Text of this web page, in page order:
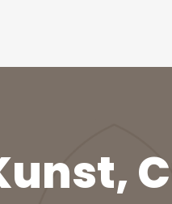
unst,C